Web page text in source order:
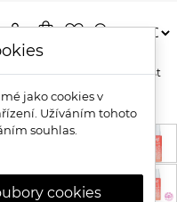
shopping_bagfavorite_bordersearch
person
Brooklyn Hair and Body Mist
jako cookies v
Užíváním tohoto
souhlas.
cookies